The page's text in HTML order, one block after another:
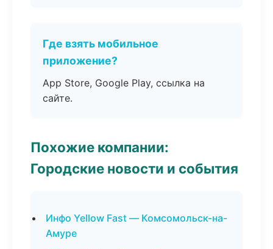
Где взять мобильное
приложение?
App Store, Google Play, ссылка на
сайте.
Похожие компании:
Городские новости и события
Инфо Yellow Fast — Комсомольск-на-
Амуре